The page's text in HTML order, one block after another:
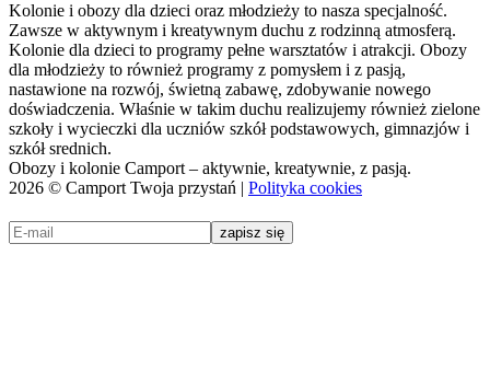
Kolonie i obozy dla dzieci oraz młodzieży to nasza specjalność.
Zawsze w aktywnym i kreatywnym duchu z rodzinną atmosferą.
Kolonie dla dzieci to programy pełne warsztatów i atrakcji. Obozy
dla młodzieży to również programy z pomysłem i z pasją,
nastawione na rozwój, świetną zabawę, zdobywanie nowego
doświadczenia. Właśnie w takim duchu realizujemy również zielone
szkoły i wycieczki dla uczniów szkół podstawowych, gimnazjów i
szkół srednich.
Obozy i kolonie Camport – aktywnie, kreatywnie, z pasją.
2026 © Camport Twoja przystań | Polityka cookies